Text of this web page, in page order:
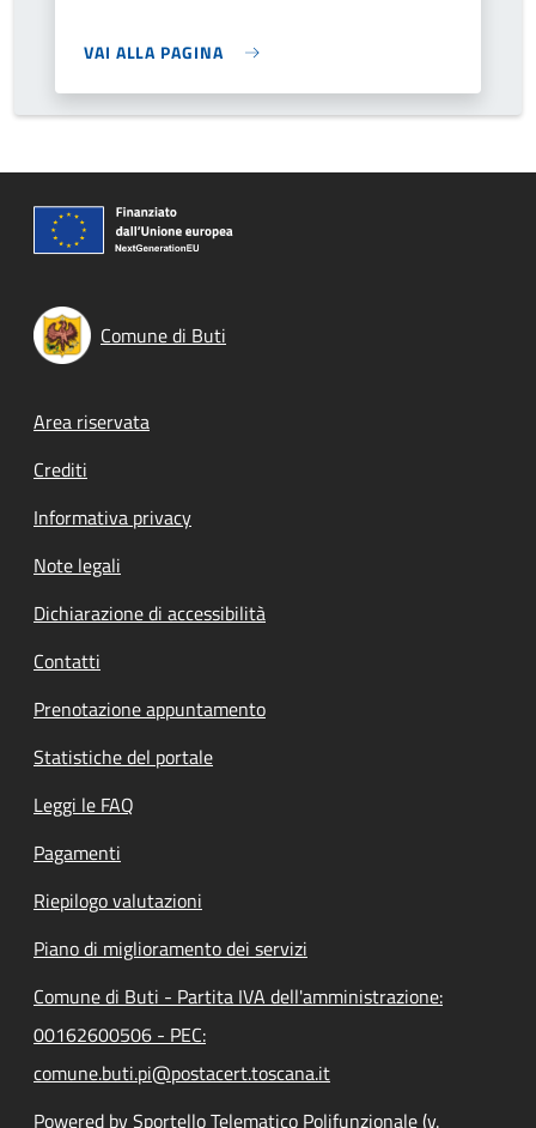
VAI ALLA PAGINA
Comune di Buti
Footer menu
Area riservata
Crediti
Informativa privacy
Note legali
Dichiarazione di accessibilità
Contatti
Prenotazione appuntamento
Statistiche del portale
Leggi le FAQ
Pagamenti
Riepilogo valutazioni
Piano di miglioramento dei servizi
Comune di Buti - Partita IVA dell'amministrazione:
00162600506 - PEC:
comune.buti.pi@postacert.toscana.it
Powered by Sportello Telematico Polifunzionale (v.